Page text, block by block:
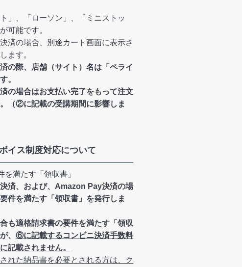
」、「ローソン」、「ミニストッ
可能です。
済の場合、別途カート画面に表示さ
ます。
の際、店舗（サイト）名は「ペライ
。
の場合はお支払い完了をもって注文
（②に記載の受講期間に影響しま
イス制度対応について
を満たす「領収書」
済、および、Amazon Pay決済の場
件を満たす「領収書」を発行しま
も適格請求書の要件を満たす「領収
、 ⑥に記載するコンビニ決済手数料
記載されません。
れた納品書を必要とされる方は、ク